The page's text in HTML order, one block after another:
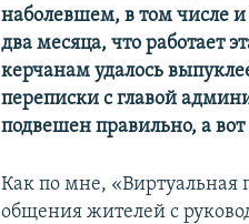
наболевшем, в том числе
два месяца, что работает
керчанам удалось
переписки с главой
подвешен правильно, а
Как по мне, «Виртуальная
общения жителей с